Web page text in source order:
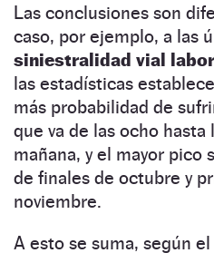
Las conclusiones son
caso, por ejemplo, a las
siniestralidad vial
las estadísticas
más probabilidad de
que va de las ocho hasta
mañana, y el mayor pico
de finales de octubre y
noviembre.
A esto se suma, según el